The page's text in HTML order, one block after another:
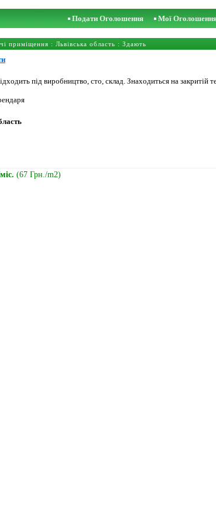
Подати Оголошення Мої
приміщення : Львівська область : Здають
під виробництво, сто, склад. Знаходиться на закритій
(67 Грн./m2)